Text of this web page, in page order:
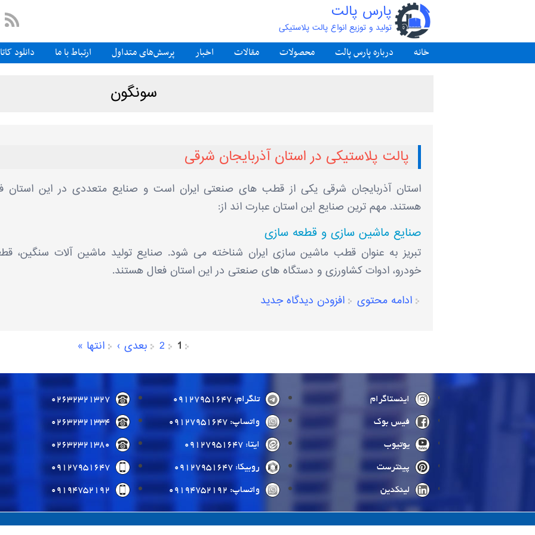
پارس پالت
تولید و توزیع انواع پالت پلاستیکی
خانه درباره پارس پالت محصولات مقالات اخبار پرسش‌های متداول ارتباط با ما دانلود
سونگون
پالت پلاستیکی در استان آذربایجان شرقی
استان آذربایجان شرقی یکی از قطب ‌های صنعتی ایران است و صنایع متعددی در این استان
هستند. مهم ‌ترین صنایع این استان عبارت‌ اند از:
صنایع ماشین ‌سازی و قطعه ‌سازی
تبریز به ‌عنوان قطب ماشین‌ سازی ایران شناخته می ‌شود. صنایع تولید ماشین ‌آلات سنگین،
خودرو، ادوات کشاورزی و دستگاه ‌های صنعتی در این استان فعال هستند.
ادامه محتوی
افزودن دیدگاه جدید
صفحه‌ها
1
2 بعدی › انتها »
اینستاگرام
فیس بوک
یوتیوب
پینترست
لینکدین
تلگرام: 09127951647
واتساپ: 09127951647
ایتا: 09127951647
روبیکا: 09127951647
واتساپ: 09194752192
02632321327
02632321334
02632321380
09127951647
09194752192